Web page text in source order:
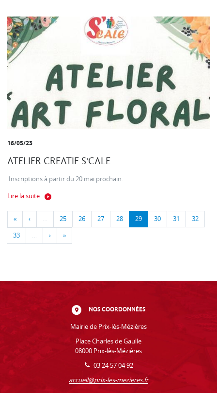
16/05/23
ATELIER CREATIF S'CALE
Inscriptions à partir du 20 mai prochain.
Lire la suite
« ‹ … 25 26 27 28 29 30 31 32
33 … › »
NOS COORDONNÉES
Mairie de Prix-lès-Mézières
Place Charles de Gaulle
08000 Prix-lès-Mézières
03 24 57 04 92
accueil@prix-les-mezieres.fr